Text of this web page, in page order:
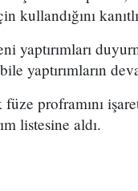
kullandığını
yaptırımları
yaptırımların
proframını
listesine aldı.